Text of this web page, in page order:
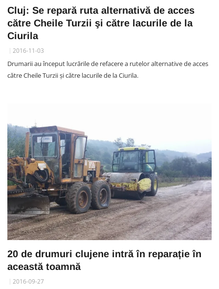
Cluj: Se repară ruta alternativă de acces
către Cheile Turzii şi către lacurile de la
Ciurila
2016-11-03
Drumarii au început lucrările de refacere a rutelor alternative de acces
către Cheile Turzii şi către lacurile de la Ciurila.
20 de drumuri clujene intră în reparație în
această toamnă
2016-09-27